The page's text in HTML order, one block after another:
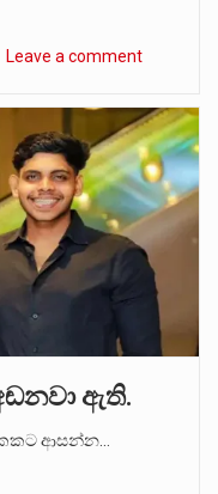
Leave a comment
ඇති.
ආසන්න…